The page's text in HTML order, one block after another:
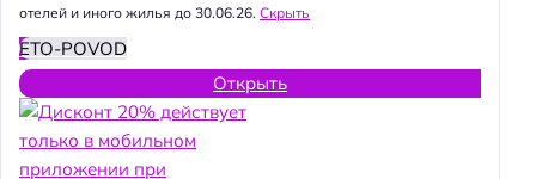
отелей и иного жилья до 30.06.26. Скрыть
ETO-POVOD
Открыть